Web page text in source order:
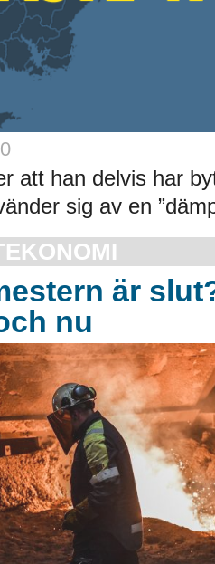
att han delvis har
sig av en
är
nu